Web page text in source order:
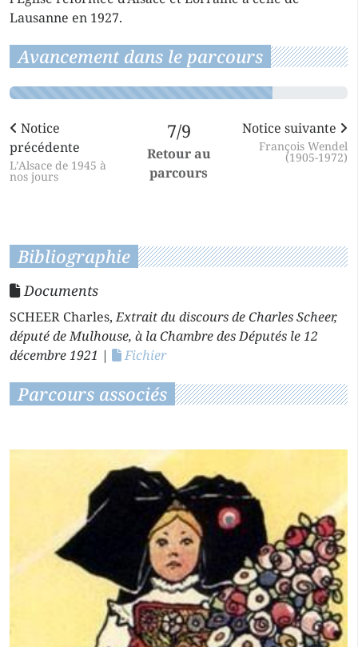
Lausanne en 1927.
Avancement dans le parcours
Notice
précédente
L’Alsace de 1945 à
nos jours
7/9
Retour au
parcours
Notice suivante
François Wendel
(1905-1972)
Bibliographie
Documents
SCHEER Charles,Extrait du discours de Charles Scheer,
député de Mulhouse, à la Chambre des Députés le 12
décembre 1921 | Fichier
Parcours associés